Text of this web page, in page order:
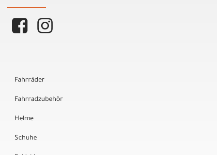
Fahrräder
Fahrradzubehör
Helme
Schuhe